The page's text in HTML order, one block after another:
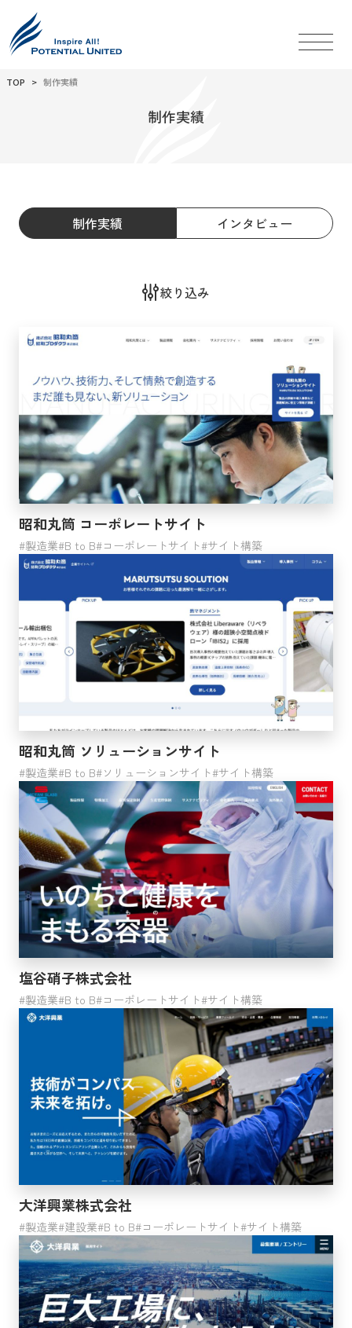
TOP 制作実績
制作実績
制作実績 インタビュー
絞り込み
サービス業
漁業
鉱業・採石業・砂利採取業
金融業・保険業
運輸業・郵便業
農業・林業
複合サービス事業
製造業
生活関連サービス業・娯楽業
教育・学習支援業
不動産業・物品賃貸業
情報通信業
建設業
宿泊業・飲食サービス業
学術研究・専門技術サービス業
公務
電気・ガス・熱供給・水道業
ビジネス形態
B to B
B to C
ジャンル
コーポレートサイト
プロダクトサイト
ブランドサイト
イントラサイト
ソリューションサイト
リクルートサイト
会員サイト
プロモーションサイト
コンテンツ
カタログ
LP
動画
その他
利用サービス
昭和丸筒 コーポレートサイト
製造業 B to B コーポレートサイト サイト構築
昭和丸筒 ソリューションサイト
製造業 B to B ソリューションサイト サイト構築
塩谷硝子株式会社
製造業 B to B コーポレートサイト サイト構築
大洋興業株式会社
製造業 建設業 B to B コーポレートサイト サイト構築